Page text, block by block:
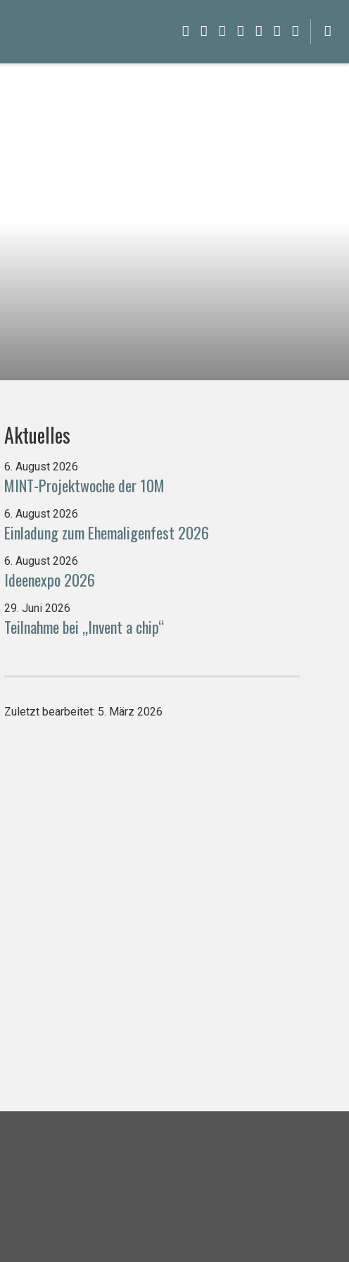
Aktuelles
6. August 2026
MINT-Projektwoche der 10M
6. August 2026
Einladung zum Ehemaligenfest 2026
6. August 2026
Ideenexpo 2026
29. Juni 2026
Teilnahme bei „Invent a chip“
Zuletzt bearbeitet: 5. März 2026